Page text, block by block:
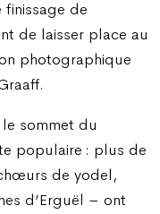
finissage de
de laisser place au
photographique
sommet du
populaire : plus de
de yodel,
d’Erguël – ont